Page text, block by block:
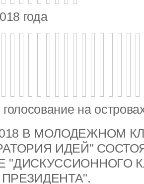
года
на
В МОЛОДЕЖНОМ
ИДЕЙ"
"ДИСКУССИОННОГО